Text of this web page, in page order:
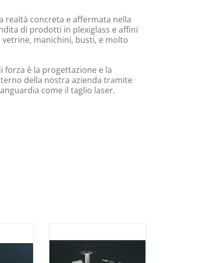
realtà concreta e affermata nella
di prodotti in plexiglass e affini
manichini, busti, e molto
forza è la progettazione e la
della nostra azienda tramite
come il taglio laser.